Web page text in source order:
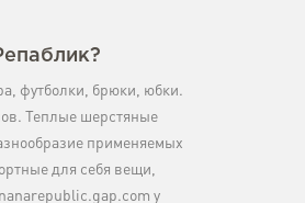
футболки, брюки, юбки.
Теплые шерстяные
применяемых
для себя вещи,
у